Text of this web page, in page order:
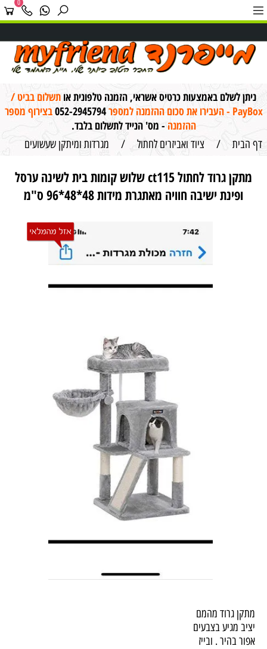
0
ניתן לשלם באמצעות כרטיס אשראי, הזמנה טלפונית או תשלום בביט /
PayBox - העבירו את סכום ההזמנה למספר
052-2945794בצירוף מספר
ההזמנה - מס' הנייד לתשלום בלבד.
דף הבית / ציוד ואביזרים לחתול / מגרדות ומיתקן שעשועים
מתקן גרוד לחתול ct115 שלוש קומות בית לשינה ערסל
ופינת ישיבה חוויה מאתגרת מידות 48*48*96 ס"מ
מתקן גרוד מהמם
יציב מגיע בצבעים
אפור בהיר . ובייז